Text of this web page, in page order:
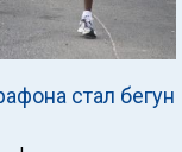
стал бегун